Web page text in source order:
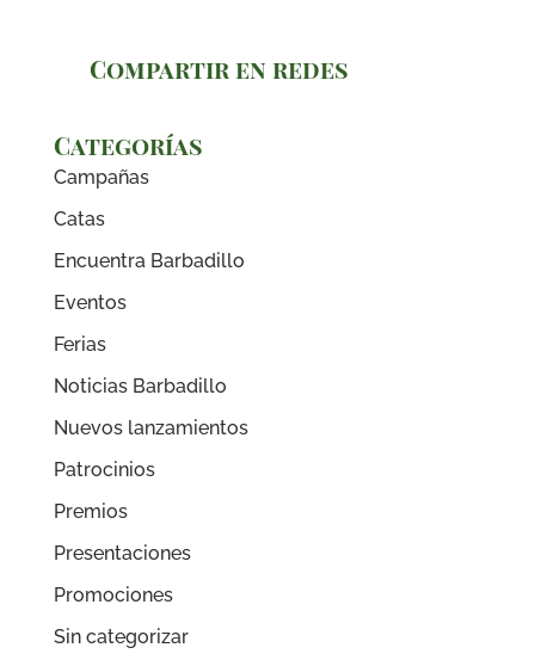
Compartir en redes
Categorías
Campañas
Catas
Encuentra Barbadillo
Eventos
Ferias
Noticias Barbadillo
Nuevos lanzamientos
Patrocinios
Premios
Presentaciones
Promociones
Sin categorizar